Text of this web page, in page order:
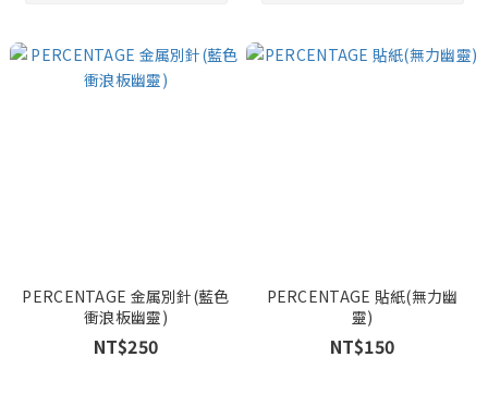
PERCENTAGE 金属別針(藍色
衝浪板幽靈)
NT$250
PERCENTAGE 貼紙(無力幽
靈)
NT$150